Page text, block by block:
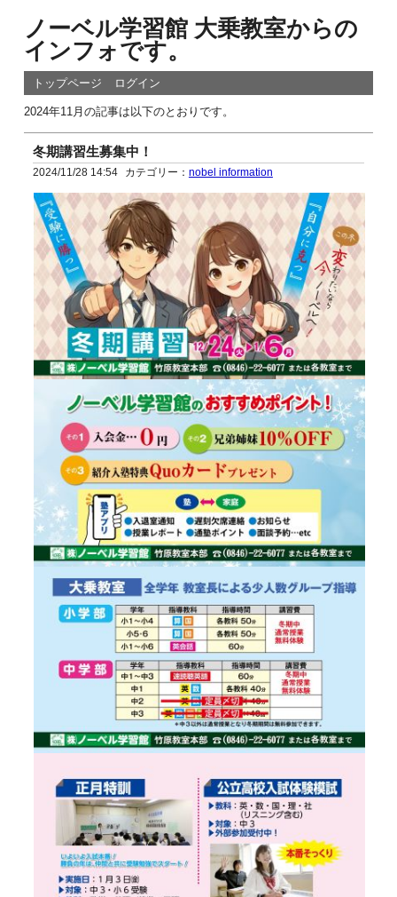
ノーベル学習館 大乗教室からの
インフォです。
トップページ ログイン
2024年11月の記事は以下のとおりです。
冬期講習生募集中！
2024/11/28 14:54 カテゴリー： nobel information